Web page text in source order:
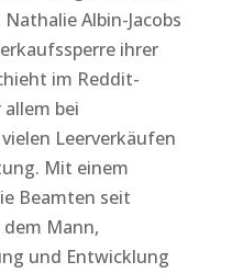
Albin-Jacobs
ihrer
im Reddit-
bei
Leerverkäufen
Mit einem
Beamten seit
Mann,
und Entwicklung